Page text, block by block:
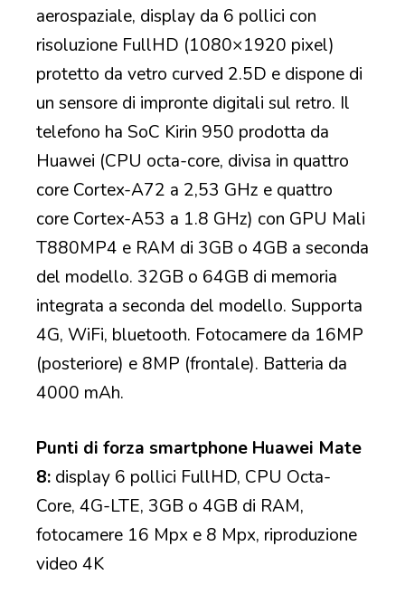
aerospaziale, display da 6 pollici con
risoluzione FullHD (1080×1920 pixel)
protetto da vetro curved 2.5D e dispone di
un sensore di impronte digitali sul retro. Il
telefono ha SoC Kirin 950 prodotta da
Huawei (CPU octa-core, divisa in quattro
core Cortex-A72 a 2,53 GHz e quattro
core Cortex-A53 a 1.8 GHz) con GPU Mali
T880MP4 e RAM di 3GB o 4GB a seconda
del modello. 32GB o 64GB di memoria
integrata a seconda del modello. Supporta
4G, WiFi, bluetooth. Fotocamere da 16MP
(posteriore) e 8MP (frontale). Batteria da
4000 mAh.
Punti di forza smartphone Huawei Mate
8: display 6 pollici FullHD, CPU Octa-
Core, 4G-LTE, 3GB o 4GB di RAM,
fotocamere 16 Mpx e 8 Mpx, riproduzione
video 4K